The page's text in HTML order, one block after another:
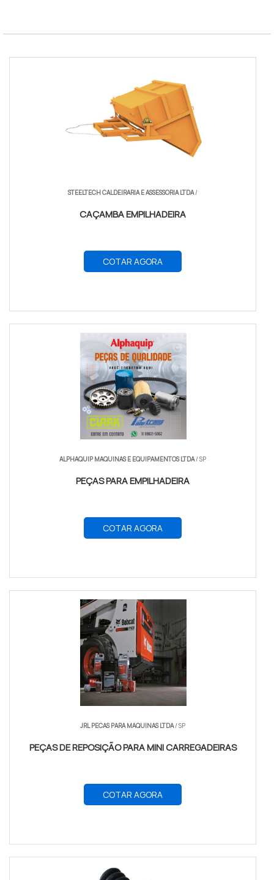
STEELTECH CALDEIRARIA E ASSESSORIA LTDA/
CAÇAMBA EMPILHADEIRA
COTAR AGORA
ALPHAQUIP MAQUINAS E EQUIPAMENTOS LTDA/ SP
PEÇAS PARA EMPILHADEIRA
COTAR AGORA
JRL PECAS PARA MAQUINAS LTDA/ SP
PEÇAS DE REPOSIÇÃO PARA MINI CARREGADEIRAS
COTAR AGORA